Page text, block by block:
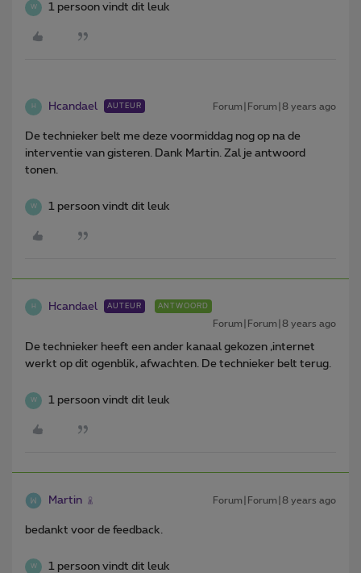
W 1 persoon vindt dit leuk
H Hcandael AUTEUR Forum|Forum|8 years ago
De technieker belt me deze voormiddag nog op na de
interventie van gisteren. Dank Martin. Zal je antwoord
tonen.
W 1 persoon vindt dit leuk
H Hcandael AUTEUR ANTWOORD
Forum|Forum|8 years ago
De technieker heeft een ander kanaal gekozen ,internet
werkt op dit ogenblik, afwachten. De technieker belt terug.
W 1 persoon vindt dit leuk
Martin Forum|Forum|8 years ago
bedankt voor de feedback.
W 1 persoon vindt dit leuk